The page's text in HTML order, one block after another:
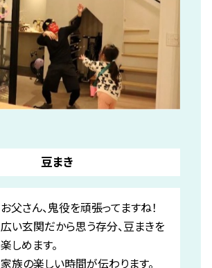
豆まき
お父さん、鬼役を頑張ってますね！
広い玄関だから思う存分、豆まきを
楽しめます。
家族の楽しい時間が伝わります。